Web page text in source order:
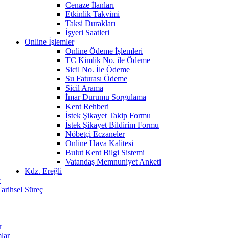
Cenaze İlanları
Etkinlik Takvimi
Taksi Durakları
İşyeri Saatleri
Online İşlemler
Online Ödeme İşlemleri
TC Kimlik No. ile Ödeme
Sicil No. İle Ödeme
Su Faturası Ödeme
Sicil Arama
İmar Durumu Sorgulama
Kent Rehberi
İstek Şikayet Takip Formu
İstek Şikayet Bildirim Formu
Nöbetçi Eczaneler
Online Hava Kalitesi
Bulut Kent Bilgi Sistemi
Vatandaş Memnuniyet Anketi
Kdz. Ereğli
Süreç